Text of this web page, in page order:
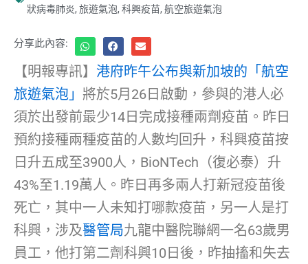
狀病毒肺炎, 旅遊氣泡, 科興疫苗, 航空旅遊氣泡
分享此內容:
【明報專訊】 港府昨午公布與新加坡的「航空
旅遊氣泡」 將於5月26日啟動，參與的港人必
須於出發前最少14日完成接種兩劑疫苗。昨日
預約接種兩種疫苗的人數均回升，科興疫苗按
日升五成至3900人，BioNTech（復必泰）升
43%至1.19萬人。昨日再多兩人打新冠疫苗後
死亡，其中一人未知打哪款疫苗，另一人是打
科興，涉及醫管局九龍中醫院聯網一名63歲男
員工，他打第二劑科興10日後，昨抽搐和失去